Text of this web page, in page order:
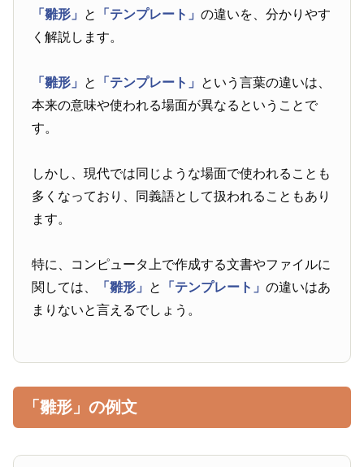
「雛形」 と 「テンプレート」の違いを、分かりやす
く解説します。
「雛形」 と 「テンプレート」 という言葉の違いは、
本来の意味や使われる場面が異なるということで
す。
しかし、現代では同じような場面で使われることも
多くなっており、同義語として扱われることもあり
ます。
特に、コンピュータ上で作成する文書やファイルに
関しては、
「雛形」 と 「テンプレート」の違いはあ
まりないと言えるでしょう。
「雛形」の例文